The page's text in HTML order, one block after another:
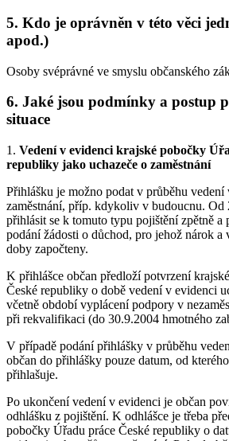
5. Kdo je oprávněn v této věci
apod.)
Osoby svéprávné ve smyslu občanského
6. Jaké jsou podmínky a postup
situace
1. Vedení v evidenci krajské pobočky
republiky jako uchazeče o zaměstnání
Přihlášku je možno podat v průběhu vedení
zaměstnání, příp. kdykoliv v budoucnu. Od
přihlásit se k tomuto typu pojištění zpětně a
podání žádosti o důchod, pro jehož nárok a
doby započteny.
K přihlášce občan předloží potvrzení
České republiky o době vedení v evidenci
včetně období vyplácení podpory v
při rekvalifikaci (do 30.9.2004 hmotného
V případě podání přihlášky v průběhu
občan do přihlášky pouze datum, od
přihlašuje.
Po ukončení vedení v evidenci je občan
odhlášku z pojištění. K odhlášce je třeba
pobočky Úřadu práce České republiky o